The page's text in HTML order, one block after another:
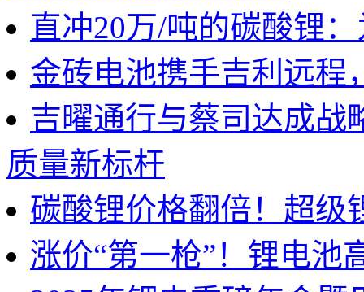
直冲20万/吨的碳酸锂
金砖电池携手吉利远程
吉曜通行与蔡司达成战
质量新标杆
碳酸锂价格翻倍！超级
涨价“第一枪”！锂电池